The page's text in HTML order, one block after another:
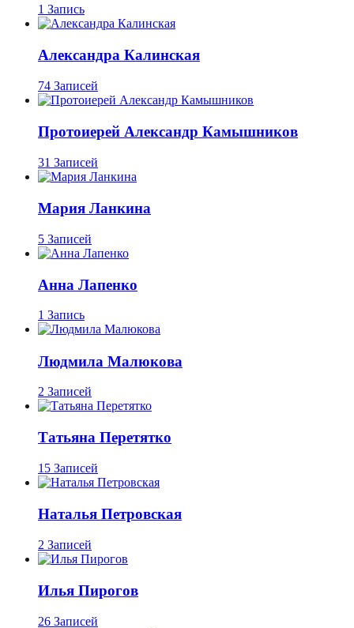
1 Запись
Александра Калинская
74 Записей
Протоиерей Александр Камышников
31 Записей
Мария Ланкина
5 Записей
Анна Лапенко
1 Запись
Людмила Малюкова
2 Записей
Татьяна Перетятко
15 Записей
Наталья Петровская
2 Записей
Илья Пирогов
26 Записей